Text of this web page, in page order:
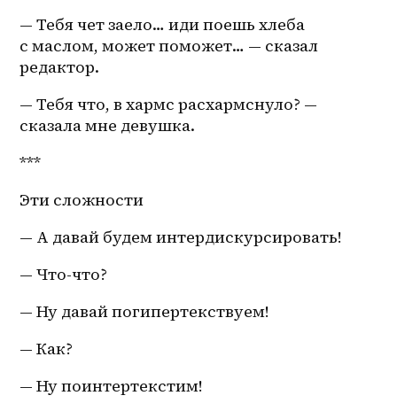
— Тебя чет заело… иди поешь хлеба
с маслом, может поможет… — сказал
редактор.
— Тебя что, в хармс расхармснуло? —
сказала мне девушка.
***
Эти сложности
— А давай будем интердискурсировать!
— Что-что?
— Ну давай погипертекствуем!
— Как?
— Ну поинтертекстим!